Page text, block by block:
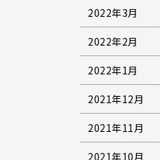
2022年3月
2022年2月
2022年1月
2021年12月
2021年11月
2021年10月